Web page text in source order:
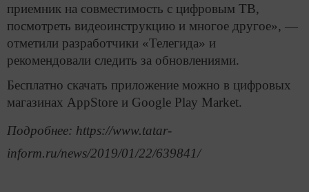
приемник на совместимость с цифровым ТВ,
посмотреть видеоинструкцию и многое другое», —
отметили разработчики «Телегида» и
рекомендовали следить за обновлениями.
Бесплатно скачать приложение можно в цифровых
магазинах AppStore и Google Play Market.
Подробнее: https://www.tatar-
inform.ru/news/2019/01/22/639841/